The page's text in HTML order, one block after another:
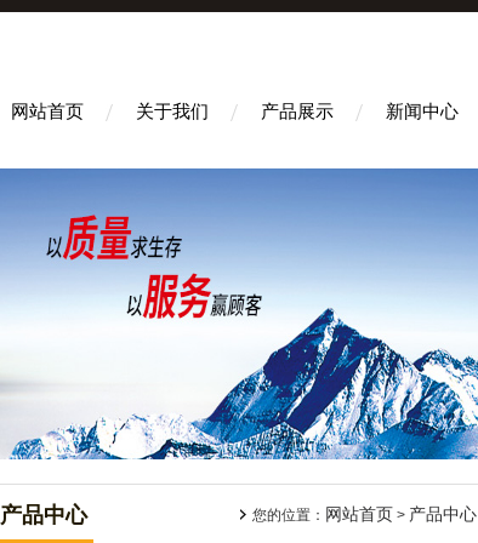
网站首页 关于我们 产品展示 新闻中心
产品中心 您的位置： 网站首页 > 产品中心